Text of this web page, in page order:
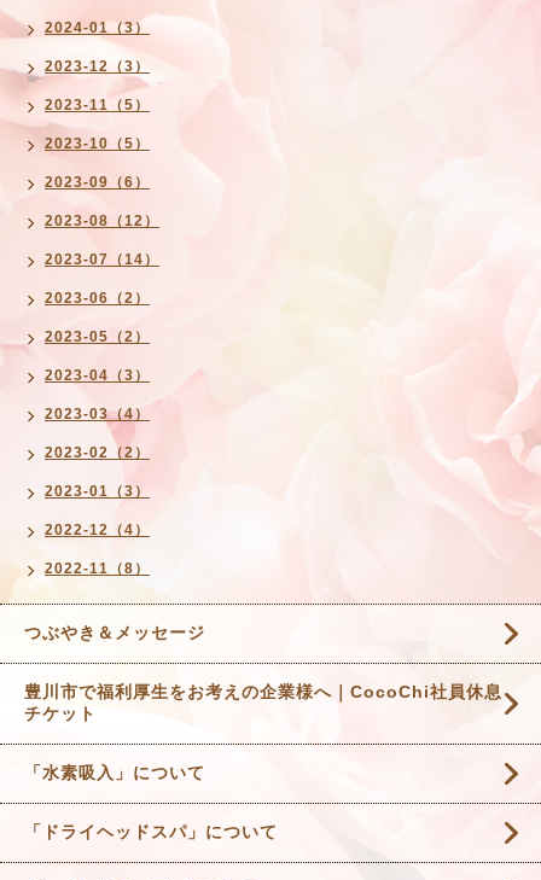
2024-01（3）
2023-12（3）
2023-11（5）
2023-10（5）
2023-09（6）
2023-08（12）
2023-07（14）
2023-06（2）
2023-05（2）
2023-04（3）
2023-03（4）
2023-02（2）
2023-01（3）
2022-12（4）
2022-11（8）
つぶやき＆メッセージ
豊川市で福利厚生をお考えの企業様へ｜CocoChi社員休息
チケット
「水素吸入」について
「ドライヘッドスパ」について